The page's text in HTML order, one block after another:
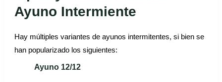
Ayuno Intermiente
Hay múltiples variantes de ayunos intermitentes, si bien se
han popularizado los siguientes:
Ayuno 12/12